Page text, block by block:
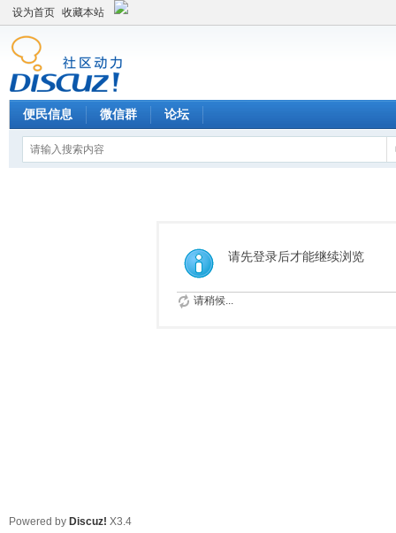
设为首页 收藏本站
便民信息 微信群 论坛
请先登录后才能继续浏览
请稍候...
Powered by Discuz! X3.4